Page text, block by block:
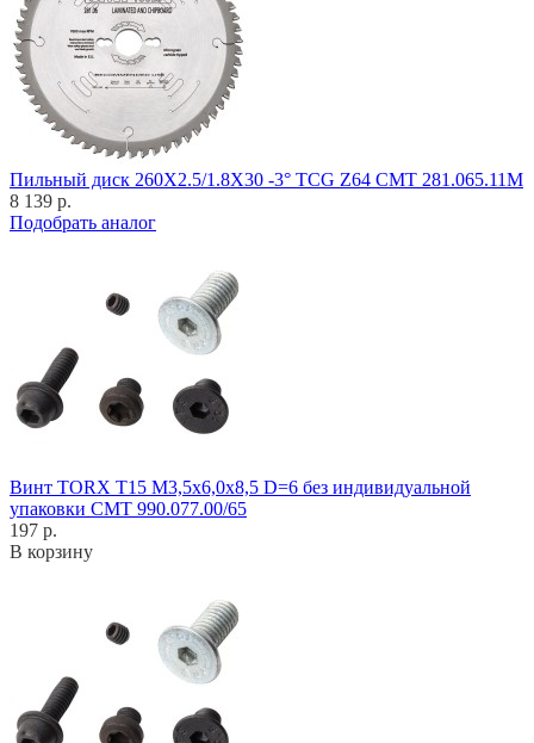
Пильный диск 260X2.5/1.8X30 -3° TCG Z64 CMT 281.065.11M
8 139 р.
Подобрать аналог
Винт TORX T15 M3,5x6,0x8,5 D=6 без индивидуальной
упаковки CMT 990.077.00/65
197 р.
В корзину